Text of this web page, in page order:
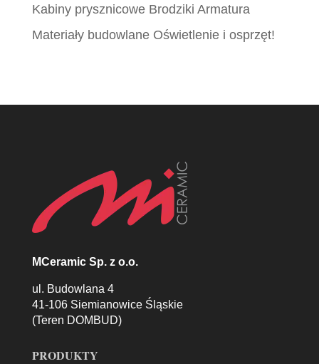
Kabiny prysznicowe Brodziki Armatura
Materiały budowlane Oświetlenie i osprzęt!
MCeramic Sp. z o.o.
ul. Budowlana 4
41-106 Siemianowice Śląskie
(Teren DOMBUD)
PRODUKTY